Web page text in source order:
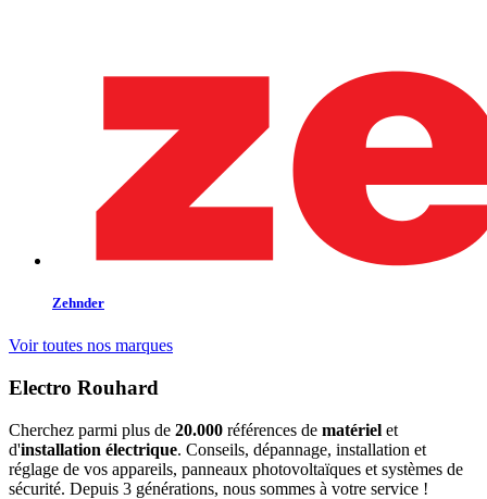
Zehnder
Voir toutes nos marques
Electro Rouhard
Cherchez parmi plus de 20.000 références de matériel et
d'installation électrique. Conseils, dépannage, installation et
réglage de vos appareils, panneaux photovoltaïques et systèmes de
sécurité. Depuis 3 générations, nous sommes à votre service !